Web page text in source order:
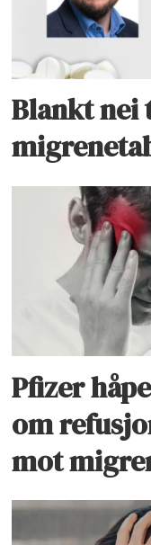
Blankt nei
Pfizer
om
mot